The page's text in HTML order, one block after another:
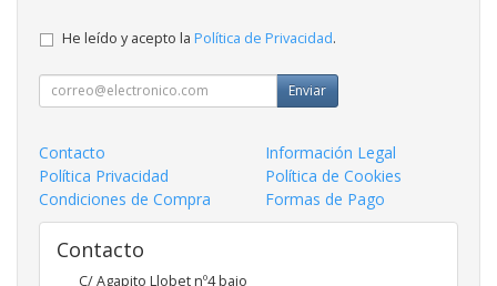
He leído y acepto la Política de Privacidad.
Enviar
Contacto
Información Legal
Política Privacidad
Política de Cookies
Condiciones de Compra
Formas de Pago
Contacto
C/ Agapito Llobet nº4 bajo